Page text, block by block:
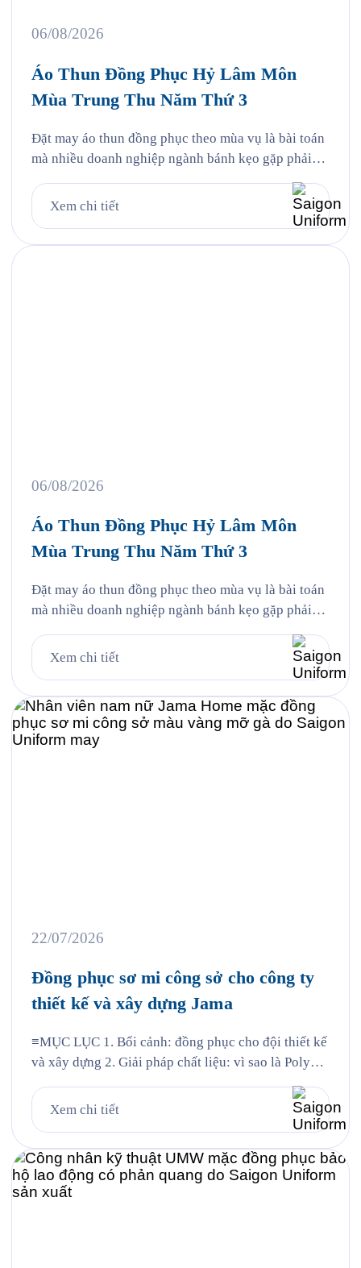
06/08/2026
Áo Thun Đồng Phục Hỷ Lâm Môn
Mùa Trung Thu Năm Thứ 3
Đặt may áo thun đồng phục theo mùa vụ là bài toán
mà nhiều doanh nghiệp ngành bánh kẹo gặp phải
lên, mỗi năm khi mùa bánh Trung Thu về, Hỷ Lâm
Môn lại cùng Saigon Uniform chuẩn bị một bộ đồng
Xem chi tiết
06/08/2026
Áo Thun Đồng Phục Hỷ Lâm Môn
Mùa Trung Thu Năm Thứ 3
Đặt may áo thun đồng phục theo mùa vụ là bài toán
mà nhiều doanh nghiệp ngành bánh kẹo gặp phải
lên, mỗi năm khi mùa bánh Trung Thu về, Hỷ Lâm
Môn lại cùng Saigon Uniform chuẩn bị một bộ đồng
Xem chi tiết
22/07/2026
Đồng phục sơ mi công sở cho công ty
thiết kế và xây dựng Jama
≡MỤC LỤC 1. Bối cảnh: đồng phục cho đội thiết kế
và xây dựng 2. Giải pháp chất liệu: vì sao là Poly
Nano 3. Chi tiết thiết kế mẫu Jama 4. Đường may và
chi tiết thêu 5. Quy trình Saigon Uniform đã thực
hiện cho Jama 6. Câu hỏi thường gặp 6.1. Vải […]
Xem chi tiết